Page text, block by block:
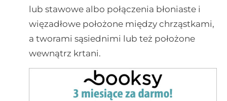
lub stawowe albo połączenia błoniaste i
więzadłowe położone między chrząstkami,
a tworami sąsiednimi lub też położone
wewnątrz krtani.